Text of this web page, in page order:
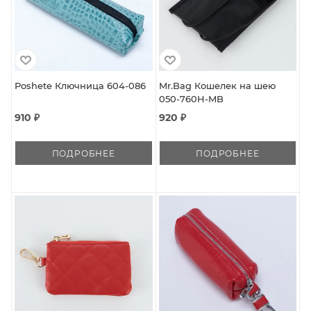
Poshete Ключница 604-086
910 ₽
ПОДРОБНЕЕ
Mr.Bag Кошелек на шею
050-760H-MB
920 ₽
ПОДРОБНЕЕ